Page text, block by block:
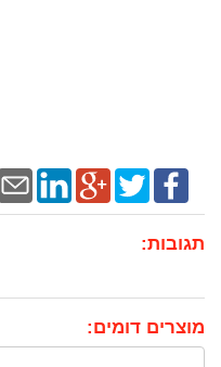
תגובות:
מוצרים דומים: